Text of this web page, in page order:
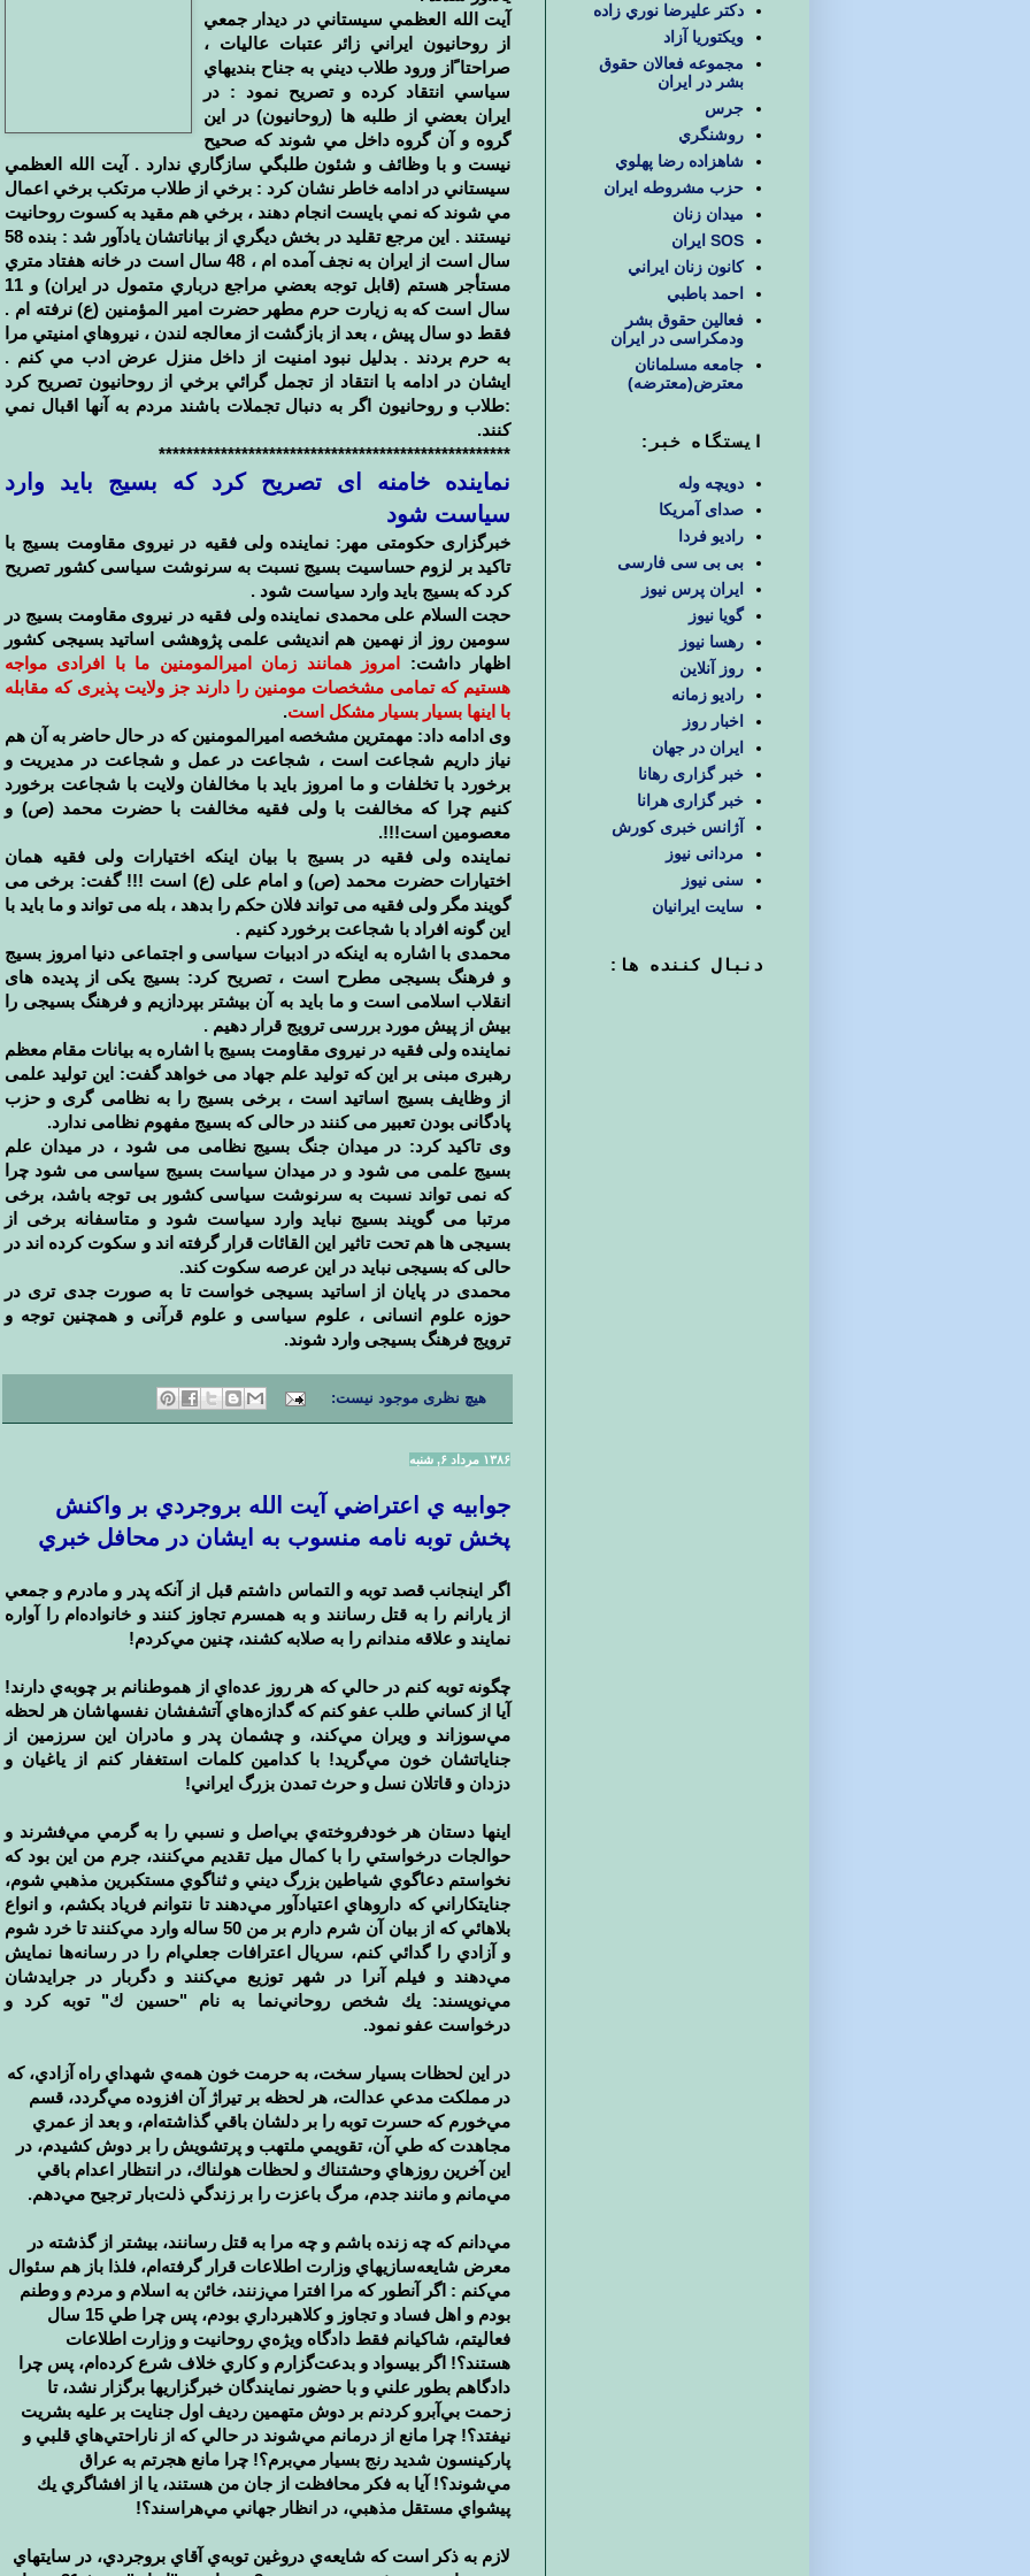
آيت الله العظمي سيستاني در ديدار جمعي
از روحانيون ايراني زائر عتبات عاليات ،
صراحتا ًاز ورود طلاب ديني به جناح بنديهاي
سياسي انتقاد كرده و تصريح نمود : در
ايران بعضي از طلبه ها (روحانيون) در اين
گروه و آن گروه داخل مي شوند كه صحيح
نيست و با وظائف و شئون طلبگي سازگاري ندارد . آيت الله العظمي
سيستاني در ادامه خاطر نشان كرد : برخي از طلاب مرتكب برخي اعمال
مي شوند كه نمي بايست انجام دهند ، برخي هم مقيد به كسوت روحانيت
نيستند . اين مرجع تقليد در بخش ديگري از بياناتشان يادآور شد : بنده 58
سال است از ايران به نجف آمده ام ، 48 سال است در خانه هفتاد متري
مستأجر هستم (قابل توجه بعضي مراجع درباري متمول در ايران) و 11
سال است كه به زيارت حرم مطهر حضرت امير المؤمنين (ع) ‌نرفته ام .
فقط دو سال پيش ،‌ بعد از بازگشت از معالجه لندن ، نيروهاي امنيتي مرا
به حرم بردند . بدليل نبود امنيت از داخل منزل عرض ادب مي كنم .
ايشان در ادامه با انتقاد از تجمل گرائي برخي از روحانيون تصريح كرد
:‌طلاب و روحانيون اگر به دنبال تجملات باشند مردم به آنها اقبال نمي
كنند.
***************************************************
نماینده خامنه ای تصريح كرد كه بسیج باید وارد
سیاست شود
خبرگزاری حکومتی مهر: نماینده ولی فقیه در نیروی مقاومت بسیج با
تاکید بر لزوم حساسیت بسیج نسبت به سرنوشت سیاسی کشور تصریح
کرد که بسیج باید وارد سیاست شود .
حجت السلام علی محمدی نماینده ولی فقیه در نیروی مقاومت بسیج در
سومین روز از نهمین هم اندیشی علمی پژوهشی اساتید بسیجی کشور
اظهار داشت:
امروز همانند زمان امیرالمومنین ما با افرادی مواجه
هستیم که تمامی مشخصات مومنین را دارند جز ولایت پذیری که مقابله
با اینها بسیار بسیار مشکل است.
وی ادامه داد: مهمترین مشخصه امیرالمومنین که در حال حاضر به آن هم
نیاز داریم شجاعت است ، شجاعت در عمل و شجاعت در مدیریت و
برخورد با تخلفات و ما امروز باید با مخالفان ولایت با شجاعت برخورد
کنیم چرا که مخالفت با ولی فقیه مخالفت با حضرت محمد (ص) و
معصومین است!!!.
نماینده ولی فقیه در بسیج با بیان اینکه اختیارات ولی فقیه همان
اختیارات حضرت محمد (ص) و امام علی (ع) است !!! گفت: برخی می
گویند مگر ولی فقیه می تواند فلان حکم را بدهد ، بله می تواند و ما باید با
این گونه افراد با شجاعت برخورد کنیم .
محمدی با اشاره به اینکه در ادبیات سیاسی و اجتماعی دنیا امروز بسیج
و فرهنگ بسیجی مطرح است ، تصریح کرد: بسیج یکی از پدیده های
انقلاب اسلامی است و ما باید به آن بیشتر بپردازیم و فرهنگ بسیجی را
بیش از پیش مورد بررسی ترویج قرار دهیم .
نماینده ولی فقیه در نیروی مقاومت بسیج با اشاره به بیانات مقام معظم
رهبری مبنی بر این که تولید علم جهاد می خواهد گفت: این تولید علمی
از وظایف بسیج اساتید است ، برخی بسیج را به نظامی گری و حزب
پادگانی بودن تعبیر می کنند در حالی که بسیج مفهوم نظامی ندارد.
وی تاکید کرد: در میدان جنگ بسیج نظامی می شود ، در میدان علم
بسیج علمی می شود و در میدان سیاست بسیج سیاسی می شود چرا
که نمی تواند نسبت به سرنوشت سیاسی کشور بی توجه باشد، برخی
مرتبا می گویند بسیج نباید وارد سیاست شود و متاسفانه برخی از
بسیجی ها هم تحت تاثیر این القائات قرار گرفته اند و سکوت کرده اند در
حالی که بسیجی نباید در این عرصه سکوت کند.
محمدی در پایان از اساتید بسیجی خواست تا به صورت جدی تری در
حوزه علوم انسانی ، علوم سیاسی و علوم قرآنی و همچنین توجه و
ترویج فرهنگ بسیجی وارد شوند.
هیچ نظری موجود نیست:
۱۳۸۶ مرداد ۶, شنبه
جوابيه ي اعتراضي آيت الله بروجردي بر واكنش
پخش توبه نامه منسوب به ايشان در محافل خبري
اگر اينجانب قصد توبه و التماس داشتم قبل از آنكه پدر و مادرم و جمعي
از يارانم را به قتل رسانند و به همسرم تجاوز كنند و خانواده‌ام را آواره
نمايند و علاقه مندانم را به صلابه كشند، چنين مي‌كردم!
چگونه توبه كنم در حالي كه هر روز عده‌اي از هموطنانم بر چوبه‌ي دارند!
آيا از كساني طلب عفو كنم كه گدازه‌هاي آتشفشان نفسهاشان هر لحظه
مي‌سوزاند و ويران مي‌كند، و چشمان پدر و مادران اين سرزمين از
جناياتشان خون مي‌گريد! با كدامين كلمات استغفار كنم از ياغيان و
دزدان و قاتلان نسل و حرث تمدن بزرگ ايراني!
اينها دستان هر خودفروخته‌ي بي‌اصل و نسبي را به گرمي مي‌فشرند و
حوالجات درخواستي را با كمال ميل تقديم مي‌كنند،‌ جرم من اين بود كه
نخواستم دعاگوي شياطين بزرگ ديني و ثناگوي مستكبرين مذهبي شوم،
جنايتكاراني كه داروهاي اعتيادآور مي‌دهند تا نتوانم فرياد بكشم،‌ و انواع
بلاهائي كه از بيان آن شرم دارم بر من 50 ساله وارد مي‌كنند تا خرد شوم
و آزادي را گدائي كنم، سريال اعترافات جعلي‌ام را در رسانه‌ها نمايش
مي‌دهند و فيلم آنرا در شهر توزيع مي‌كنند و دگربار در جرايدشان
مي‌نويسند: يك شخص روحاني‌نما به نام "حسين ك" توبه كرد و
درخواست عفو نمود.
در اين لحظات بسيار سخت، به حرمت خون همه‌ي شهداي راه آزادي، كه
در مملكت مدعي عدالت، هر لحظه بر تيراژ آن افزوده مي‌گردد، قسم
مي‌خورم كه حسرت توبه را بر دلشان باقي گذاشته‌ام، و بعد از عمري
مجاهدت كه طي آن، تقويمي ملتهب و پرتشويش را بر دوش كشيدم، در
اين آخرين روزهاي وحشتناك و لحظات هولناك،‌ در انتظار اعدام باقي
مي‌مانم و مانند جدم، مرگ باعزت را بر زندگي ذلت‌بار ترجيح مي‌دهم.
مي‌دانم كه چه زنده باشم و چه مرا به قتل رسانند، بيشتر از گذشته در
معرض شايعه‌سازيهاي وزارت اطلاعات قرار گرفته‌ام، فلذا باز هم سئوال
مي‌كنم : اگر آنطور كه مرا افترا مي‌زنند، خائن به اسلام و مردم و وطنم
بودم و اهل فساد و تجاوز و كلاهبرداري بودم، پس چرا طي 15 سال
فعاليتم، شاكيانم فقط دادگاه ويژه‌ي روحانيت و وزارت اطلاعات
هستند؟! اگر بيسواد و بدعت‌گزارم و كاري خلاف شرع كرده‌ام، پس چرا
دادگاهم بطور علني و با حضور نمايندگان خبرگزاريها برگزار نشد، تا
زحمت بي‌آبرو كردنم بر دوش متهمين رديف اول جنايت بر عليه بشريت
نيفتد؟! چرا مانع از درمانم مي‌شوند در حالي كه از ناراحتي‌هاي قلبي و
پاركينسون شديد رنج بسيار مي‌برم؟! چرا مانع هجرتم به عراق
مي‌شوند؟! ‌آيا به فكر محافظت از جان من هستند، يا از افشاگري يك
پيشواي مستقل مذهبي، در انظار جهاني مي‌هراسند؟!
لازم به ذكر است كه شايعه‌ي دروغين توبه‌ي آقاي بروجردي، در سايتهاي
دكتر عليرضا نوري زاده
ويكتوريا آزاد
مجموعه فعالان حقوق
بشر در ایران
جرس
روشنگري
شاهزاده رضا پهلوي
حزب مشروطه ايران
ميدان زنان
SOS ایران
كانون زنان ايراني
احمد باطبي
فعالین حقوق بشر
ودمکراسی در ایران
جامعه مسلمانان
معترض(معترضه)
ایستگاه خبر:
دویچه وله
صدای آمریکا
رادیو فردا
بی بی سی فارسی
ایران پرس نیوز
گویا نیوز
رهسا نیوز
روز آنلاین
رادیو زمانه
اخبار روز
ایران در جهان
خبر گزاری رهانا
خبر گزاری هرانا
آژانس خبری کورش
مردانی نیوز
سنی نیوز
سایت ایرانیان
دنبال كننده ها: